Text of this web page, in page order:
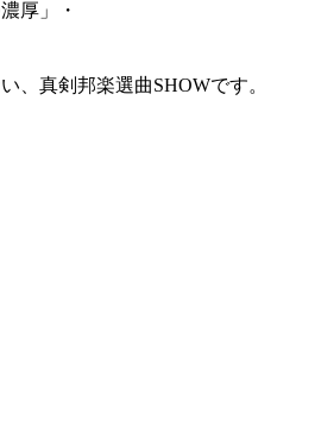
厚」・
、真剣邦楽選曲SHOWです。